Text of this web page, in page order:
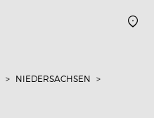
NIEDERSACHSEN